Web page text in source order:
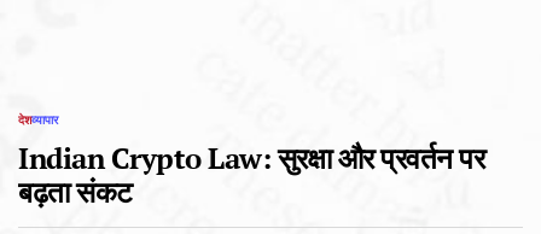
POSTED
देशव्यापार
Indian Crypto Law: सुरक्षा और प्रवर्तन पर
बढ़ता संकट